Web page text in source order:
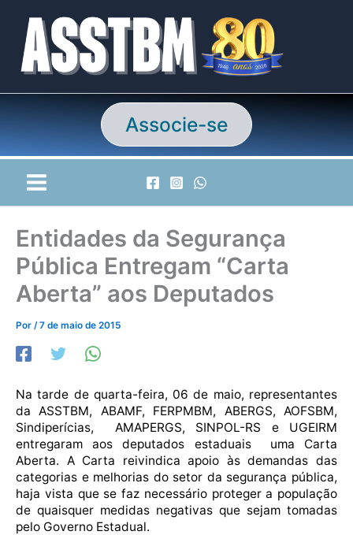
conteúdo
Associe-se
Entidades da Segurança
Pública Entregam “Carta
Aberta” aos Deputados
Por /7 de maio de 2015
Na tarde de quarta-feira, 06 de maio, representantes
da ASSTBM, ABAMF, FERPMBM, ABERGS, AOFSBM,
Sindiperícias, AMAPERGS, SINPOL-RS e UGEIRM
entregaram aos deputados estaduais uma Carta
Aberta. A Carta reivindica apoio às demandas das
categorias e melhorias do setor da segurança pública,
haja vista que se faz necessário proteger a população
de quaisquer medidas negativas que sejam tomadas
pelo Governo Estadual.